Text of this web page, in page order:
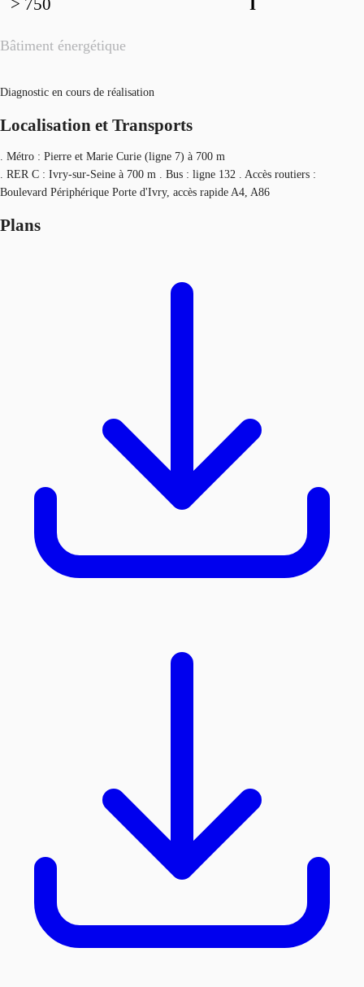
Bâtiment énergétique
I
> 750
Diagnostic en cours de réalisation
Localisation et Transports
. Métro : Pierre et Marie Curie (ligne 7) à 700 m
. RER C : Ivry-sur-Seine à 700 m . Bus : ligne 132 . Accès routiers :
Boulevard Périphérique Porte d'Ivry, accès rapide A4, A86
Plans